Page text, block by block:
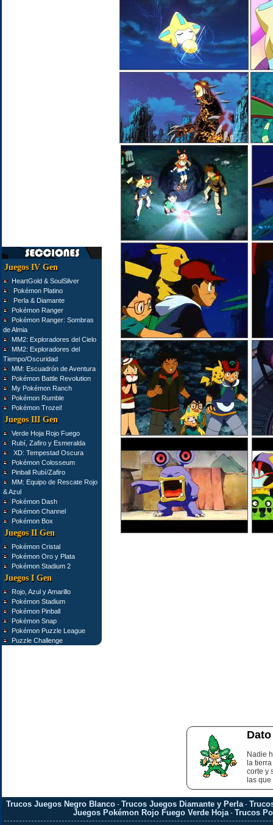
Juegos IV Gen
HeartGold & SoulSilver
Pokémon Platino
Perla & Diamante
Pokémon Ranger
Pokémon Ranger: Sombras
de Almia
MM2: Exploradores del Cielo
MM2: Exploradores del
Tiempo/Oscuridad
MM: Escuadrón de Aventura
Pokémon Battle Revolution
My Pokémon Ranch
Pokémon Rumble
Pokémon Trozei!
Juegos III Gen
Verde Hoja Rojo Fuego
Rubí, Zafiro y Esmeralda
XD: Tempestad Oscura
Pokémon Colosseum
Pinball Rubí/Zafiro
MM: Equipo de Rescate Rojo
& Azul
Pokémon Dash
Pokémon Channel
Pokémon Box
Juegos II Gen
Pokémon Cristal
Pokémon Oro y Plata
Pokémon Stadium 2
Juegos I Gen
Rojo, Azul y Amarillo
Pokémon Stadium
Pokémon Pinball
Pokémon Snap
Pokémon Puzzle League
Puzzle Challenge
Nadie
la
corte y
las
Trucos Juegos Negro Blanco -Trucos Juegos Diamante y Perla -
Juegos Pokémon Rojo Fuego Verde Hoja- Trucos